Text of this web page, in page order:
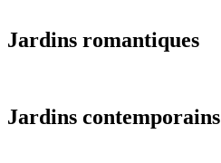
Jardins romantiques
Jardins contemporains